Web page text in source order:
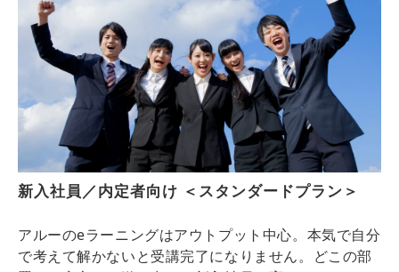
新入社員／内定者向け ＜スタンダードプラン＞
アルーのeラーニングはアウトプット中心。本気で自分
で考えて解かないと受講完了になりません。どこの部